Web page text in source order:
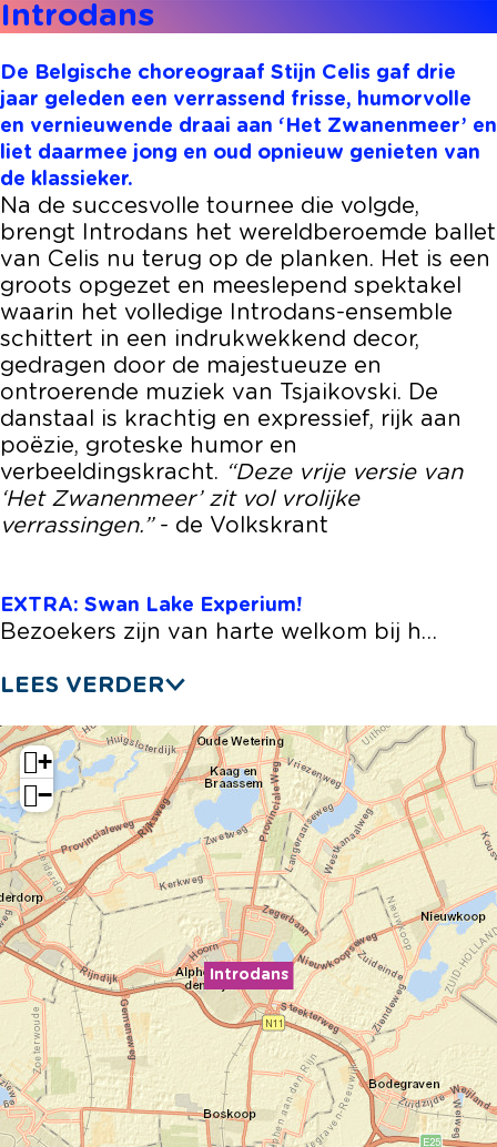
d
a
n
s
t
r
o
d
a
n
s
n
t
r
o
d
a
n
s
o
d
a
n
s
I
n
t
r
o
d
n
s
Introdans
De Belgische choreograaf Stijn Celis gaf drie
jaar geleden een verrassend frisse, humorvolle
en vernieuwende draai aan ‘Het Zwanenmeer’ en
liet daarmee jong en oud opnieuw genieten van
de klassieker.
Na de succesvolle tournee die volgde,
brengt Introdans het wereldberoemde ballet
van Celis nu terug op de planken. Het is een
groots opgezet en meeslepend spektakel
waarin het volledige Introdans-ensemble
schittert in een indrukwekkend decor,
gedragen door de majestueuze en
ontroerende muziek van Tsjaikovski. De
danstaal is krachtig en expressief, rijk aan
poëzie, groteske humor en
verbeeldingskracht. “Deze vrije versie van
‘Het Zwanenmeer’ zit vol vrolijke
verrassingen.”- de Volkskrant
EXTRA: Swan Lake Experium!
Bezoekers zijn van harte welkom bij h…
LEES VERDER
Introdans
+
−